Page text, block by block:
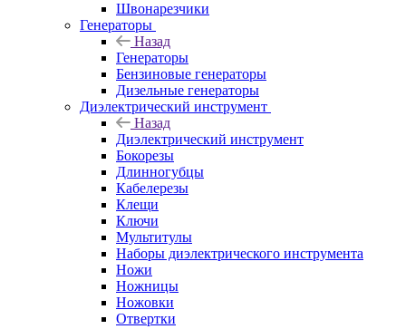
Швонарезчики
Генераторы
Назад
Генераторы
Бензиновые генераторы
Дизельные генераторы
Диэлектрический инструмент
Назад
Диэлектрический инструмент
Бокорезы
Длинногубцы
Кабелерезы
Клещи
Ключи
Мультитулы
Наборы диэлектрического инструмента
Ножи
Ножницы
Ножовки
Отвертки